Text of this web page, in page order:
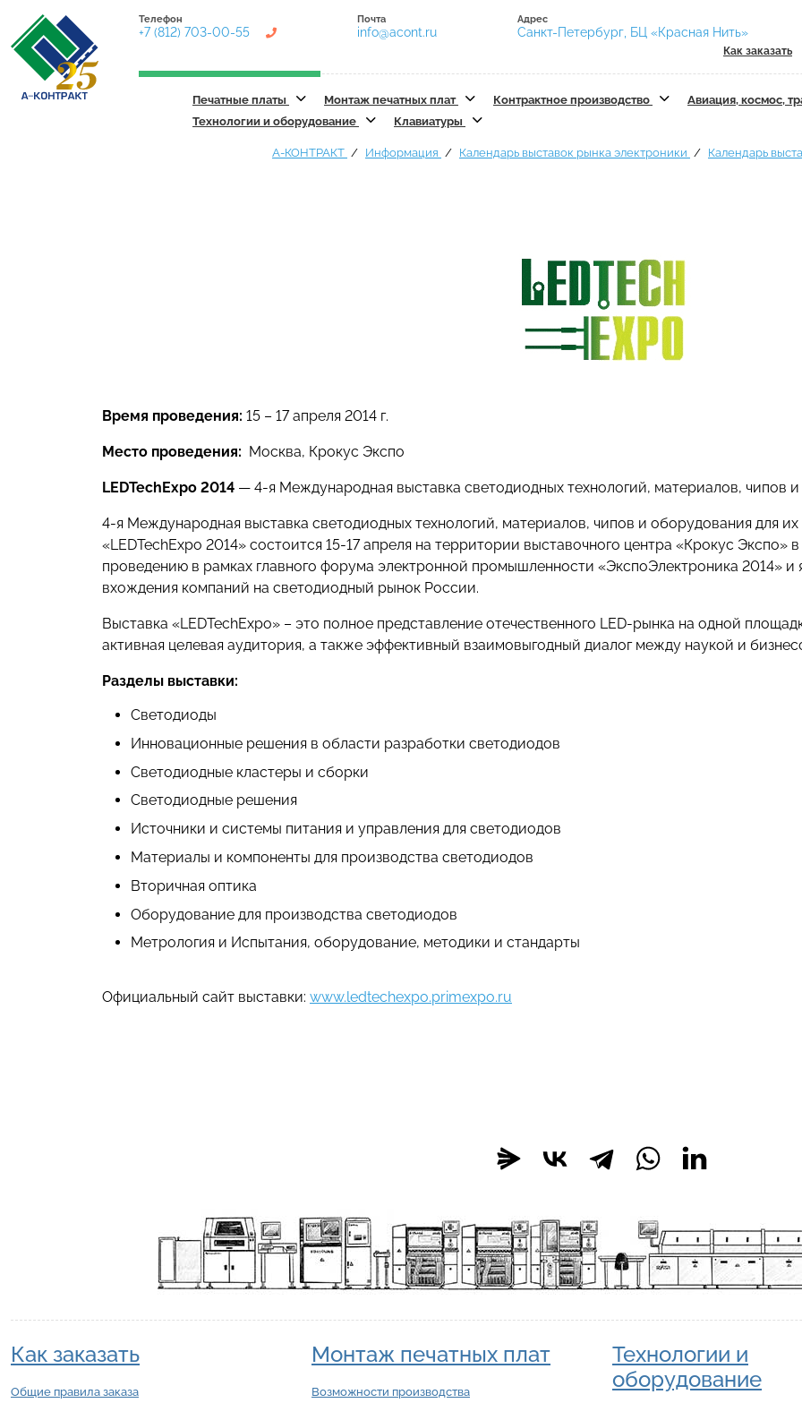
Телефон
+7 (812) 703-00-55
Почта
info@acont.ru
Адрес
Санкт-Петербург, БЦ «Красная Нить»
Как заказать
Печатные платы Монтаж печатных плат Контрактное производство Авиация, космос,
Технологии и оборудование
Клавиатуры
А-КОНТРАКТ Информация Календарь выставок рынка электроники Календарь
Время проведения: 15 – 17 апреля 2014 г.
Место проведения: Москва, Крокус Экспо
LEDTechExpo 2014 — 4-я Международная выставка светодиодных технологий, материалов, чипов
4-я Международная выставка светодиодных технологий, материалов, чипов и оборудования для
«LEDTechExpo 2014» состоится 15-17 апреля на территории выставочного центра «Крокус Экспо»
проведению в рамках главного форума электронной промышленности «ЭкспоЭлектроника 2014» и
вхождения компаний на светодиодный рынок России.
Выставка «LEDTechExpo» – это полное представление отечественного LED-рынка на одной
активная целевая аудитория, а также эффективный взаимовыгодный диалог между наукой и
Разделы выставки:
Светодиоды
Инновационные решения в области разработки светодиодов
Светодиодные кластеры и сборки
Светодиодные решения
Источники и системы питания и управления для светодиодов
Материалы и компоненты для производства светодиодов
Вторичная оптика
Оборудование для производства светодиодов
Метрология и Испытания, оборудование, методики и стандарты
Официальный сайт выставки: www.ledtechexpo.primexpo.ru
Как заказать
Общие правила заказа
Монтаж печатных плат
Возможности производства
Технологии и
оборудование